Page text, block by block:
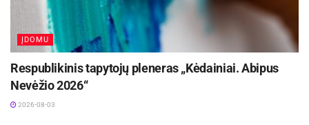
apsilankyti miesto bibliotekose.
ĮDOMU
Respublikinis tapytojų pleneras „Kėdainiai. Abipus
Nevėžio 2026“
2026-08-03